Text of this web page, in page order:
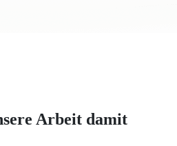
Arbeit damit